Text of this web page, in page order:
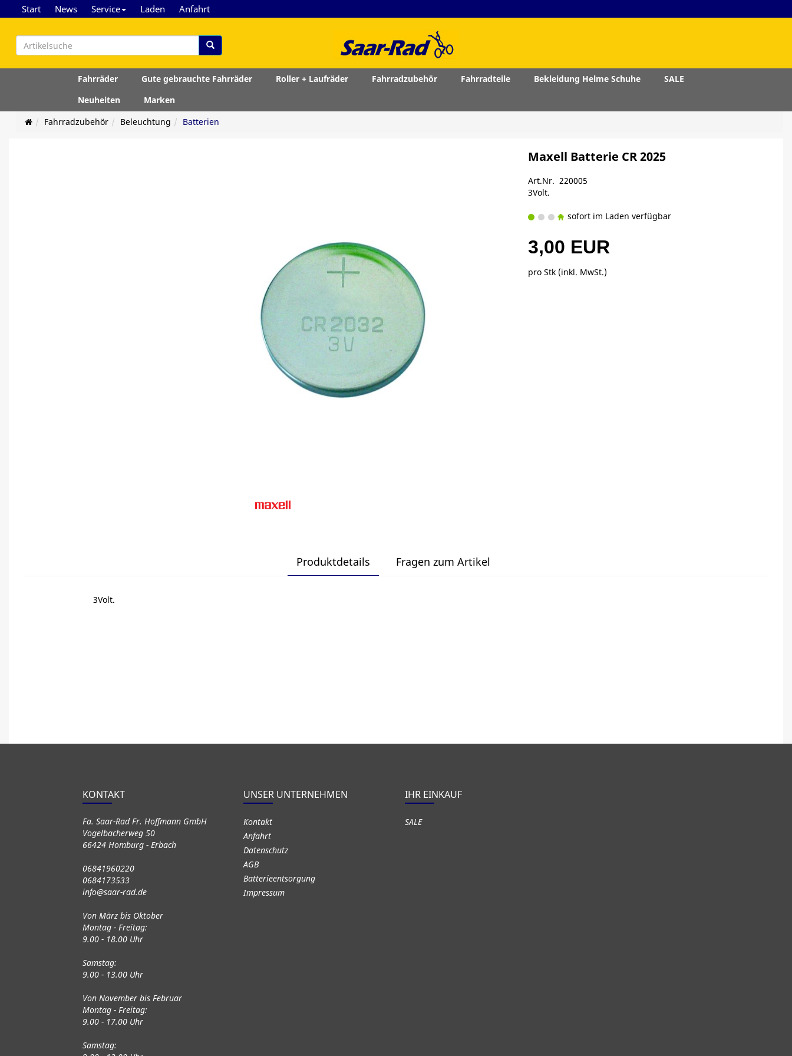
Start News Service Laden Anfahrt
Fahrräder Gute gebrauchte Fahrräder Roller + Laufräder Fahrradzubehör Fahrradteile Bekleidung Helme Schuhe
SALE
Neuheiten
Marken
Fahrradzubehör
Beleuchtung Batterien
Maxell Batterie CR 2025
Art.Nr. 220005
3Volt.
sofort im Laden verfügbar
3,00 EUR
pro Stk (inkl. MwSt.)
Produktdetails Fragen zum Artikel
3Volt.
KONTAKT
Fa. Saar-Rad Fr. Hoffmann GmbH
Vogelbacherweg 50
66424 Homburg - Erbach
06841960220
0684173533
info@saar-rad.de
Von März bis Oktober
Montag - Freitag:
9.00 - 18.00 Uhr
Samstag:
9.00 - 13.00 Uhr
Von November bis Februar
Montag - Freitag:
9.00 - 17.00 Uhr
Samstag:
UNSER UNTERNEHMEN
Kontakt
Anfahrt
Datenschutz
AGB
Batterieentsorgung
Impressum
IHR EINKAUF
SALE